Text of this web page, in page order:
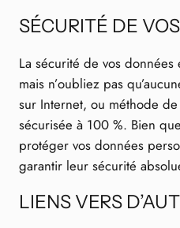
SÉCURITÉ DE
La sécurité de vos
mais n’oubliez pas
sur Internet, ou méthode
sécurisée à 100 %. Bien
protéger vos données
garantir leur sécurité
LIENS VERS